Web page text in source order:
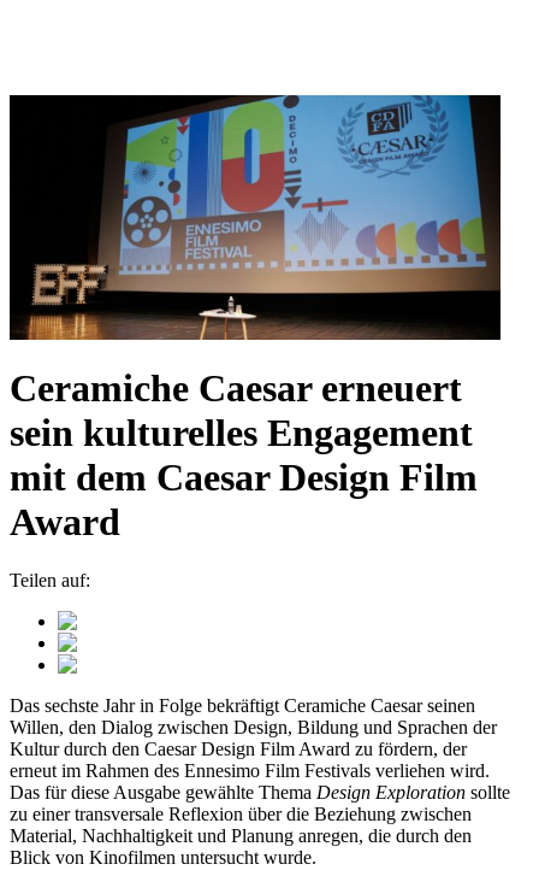
Ceramiche Caesar erneuert
sein kulturelles Engagement
mit dem Caesar Design Film
Award
Teilen auf:
Das sechste Jahr in Folge bekräftigt Ceramiche Caesar seinen
Willen, den Dialog zwischen Design, Bildung und Sprachen der
Kultur durch den Caesar Design Film Award zu fördern, der
erneut im Rahmen des Ennesimo Film Festivals verliehen wird.
Das für diese Ausgabe gewählte Thema Design Exploration sollte
zu einer transversale Reflexion über die Beziehung zwischen
Material, Nachhaltigkeit und Planung anregen, die durch den
Blick von Kinofilmen untersucht wurde.